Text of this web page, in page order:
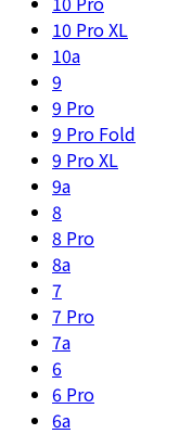
10 Pro XL
10a
9
9 Pro
9 Pro Fold
9 Pro XL
9a
8
8 Pro
8a
7
7 Pro
7a
6
6 Pro
6a